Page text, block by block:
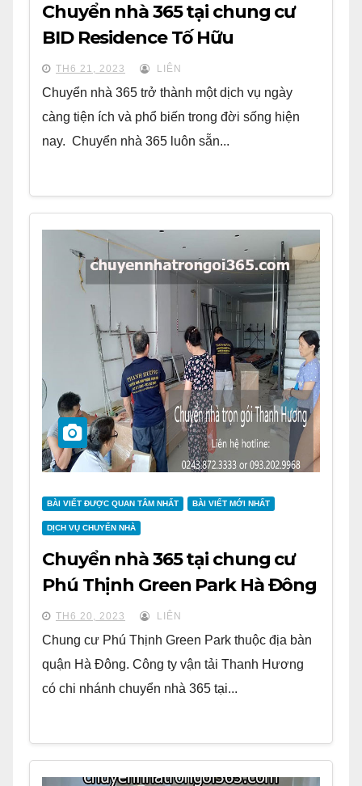
Chuyển nhà 365 tại chung cư
BID Residence Tố Hữu
TH6 21, 2023 LIÊN
Chuyển nhà 365 trở thành một dịch vụ ngày
càng tiện ích và phổ biến trong đời sống hiện
nay. Chuyển nhà 365 luôn sẵn...
BÀI VIẾT ĐƯỢC QUAN TÂM NHẤT BÀI VIẾT MỚI NHẤT
DỊCH VỤ CHUYỂN NHÀ
Chuyển nhà 365 tại chung cư
Phú Thịnh Green Park Hà Đông
TH6 20, 2023 LIÊN
Chung cư Phú Thịnh Green Park thuộc địa bàn
quận Hà Đông. Công ty vận tải Thanh Hương
có chi nhánh chuyển nhà 365 tại...